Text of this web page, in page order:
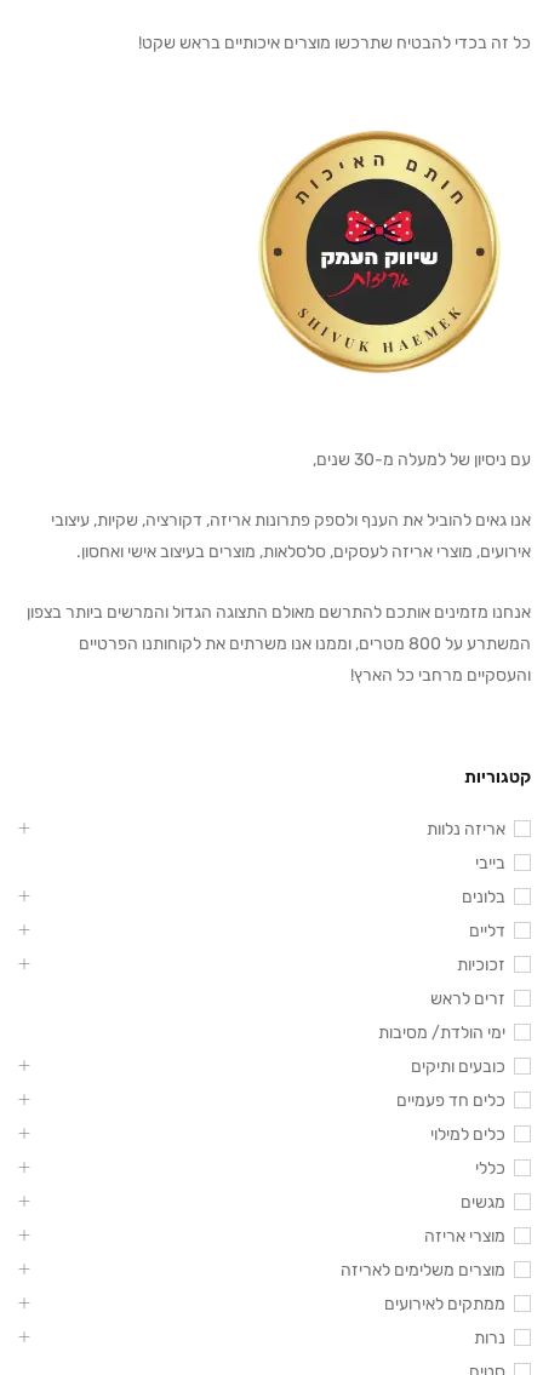
כל זה בכדי להבטיח שתרכשו מוצרים איכותיים בראש שקט!
עם ניסיון של למעלה מ-30 שנים,
אנו גאים להוביל את הענף ולספק פתרונות אריזה, דקורציה, שקיות, עיצובי
אירועים, מוצרי אריזה לעסקים, סלסלאות, מוצרים בעיצוב אישי ואחסון.
אנחנו מזמינים אותכם להתרשם מאולם התצוגה הגדול והמרשים ביותר בצפון
המשתרע על 800 מטרים, וממנו אנו משרתים את לקוחותנו הפרטיים
והעסקיים מרחבי כל הארץ!
קטגוריות
אריזה נלוות
בייבי
בלונים
דליים
זכוכיות
זרים לראש
ימי הולדת/ מסיבות
כובעים ותיקים
כלים חד פעמיים
כלים למילוי
כללי
מגשים
מוצרי אריזה
מוצרים משלימים לאריזה
ממתקים לאירועים
נרות